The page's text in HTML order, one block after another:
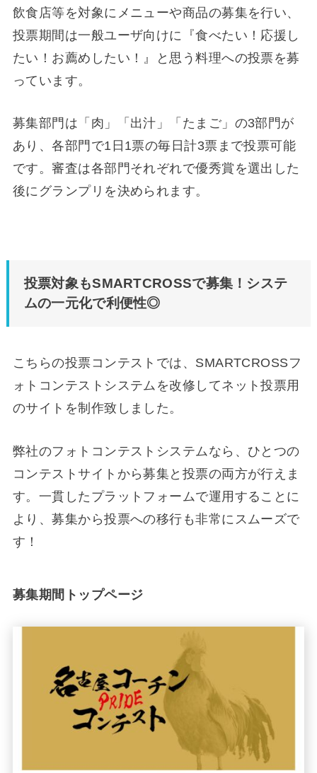
飲食店等を対象にメニューや商品の募集を行い、
投票期間は一般ユーザ向けに『食べたい！応援し
たい！お薦めしたい！』と思う料理への投票を募
っています。
募集部門は「肉」「出汁」「たまご」の3部門が
あり、各部門で1日1票の毎日計3票まで投票可能
です。審査は各部門それぞれで優秀賞を選出した
後にグランプリを決められます。
投票対象もSMARTCROSSで募集！システ
ムの一元化で利便性◎
こちらの投票コンテストでは、SMARTCROSSフ
ォトコンテストシステムを改修してネット投票用
のサイトを制作致しました。
弊社のフォトコンテストシステムなら、ひとつの
コンテストサイトから募集と投票の両方が行えま
す。一貫したプラットフォームで運用することに
より、募集から投票への移行も非常にスムーズで
す！
募集期間トップページ